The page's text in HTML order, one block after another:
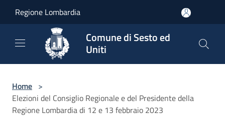
Regione Lombardia
Comune di Sesto ed
Uniti
Home >
Elezioni del Consiglio Regionale e del Presidente della
Regione Lombardia di 12 e 13 febbraio 2023